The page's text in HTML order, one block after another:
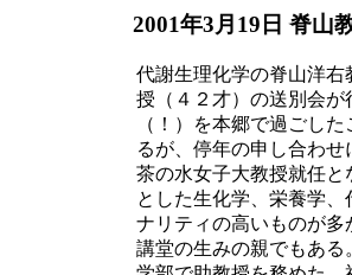
2001年3月19日 脊山
代謝生理化学の脊山洋
授（４２才）の送別会
（！）を本郷で過ごし
るが、停年の申し合わ
茶の水女子大教授就任
とした生化学、栄養学
ナリティの高いものが
講堂の生みの親でもあ